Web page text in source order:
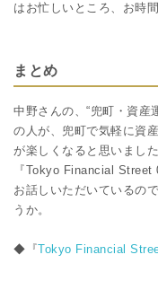
はお忙しいところ、お時
まとめ
中野さんの、“兜町・資産
の人が、兜町で気軽に資
が楽しくなると思いました
『Tokyo Financial Street
お話しいただいているの
うか。
◆『Tokyo Financial